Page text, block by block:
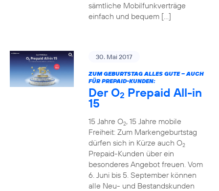
sämtliche Mobilfunkverträge
einfach und bequem […]
30. Mai 2017
ZUM GEBURTSTAG ALLES GUTE – AUCH
FÜR PREPAID-KUNDEN:
Der O2 Prepaid All-in
15
15 Jahre O2, 15 Jahre mobile
Freiheit: Zum Markengeburtstag
dürfen sich in Kürze auch O2
Prepaid-Kunden über ein
besonderes Angebot freuen. Vom
6. Juni bis 5. September können
alle Neu- und Bestandskunden